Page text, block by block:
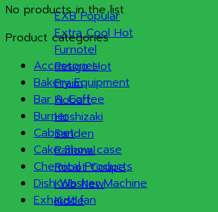
EXB
Extra Cool
Furnotel
Retigo
Praim
Hobart
Hoshizaki
Sanden
Rational
Robot Coupe
Kolb
Kidde
No products in the list
Product categories
Accessories
Bakery Equipment
Bar & Coffee
Burner
Cabinet
Cake Show case
Chemical Products
Dish Washer Machine
Exhaust fan